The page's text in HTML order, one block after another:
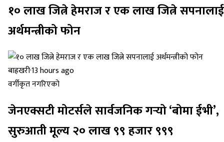
१० लाख जित्ने हेमराज र एक लाख जित्ने सपनालाई
अर्थमन्त्रीको फोन
बाह्रखरी·13 hours ago
वर्गीकृत नगरिएको
जेनएक्सटी मोटर्सले सार्वजनिक गर्‍यो ‘बोमा ईभी’,
सुरुआती मूल्य २० लाख ९९ हजार ९९९